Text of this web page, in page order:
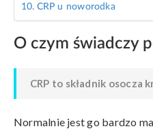
CRP u noworodka
O czym świadczy
CRP to składnik osocza
Normalnie jest go bardzo